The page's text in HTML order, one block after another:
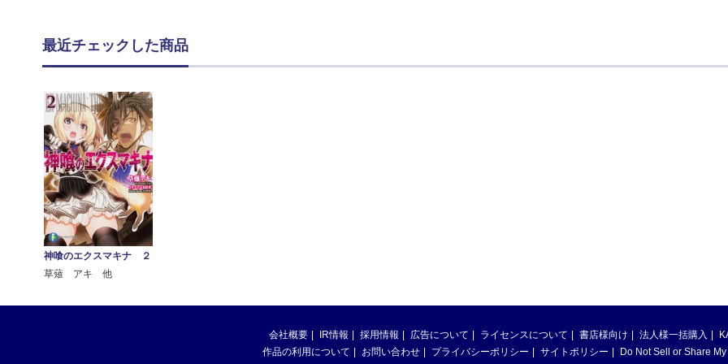
最近チェックした商品
神喰のエクスマキナ ２
草薙 アキ 他
会社概要 IR情報 採用情報 広告について ライセンスについて 書店様向け 法人様一括購入
作品の利用について
お問い合わせ プライバシーポリシー サイトポリシー
Do Not Sell or Share